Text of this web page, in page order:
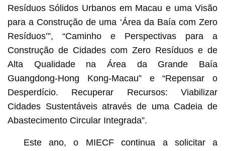
Resíduos Sólidos Urbanos em Macau e uma Visão
para a Construção de uma ‘Área da Baía com Zero
Resíduos’”, “Caminho e Perspectivas para a
Construção de Cidades com Zero Resíduos e de
Alta Qualidade na Área da Grande Baía
Guangdong-Hong Kong-Macau” e “Repensar o
Desperdício. Recuperar Recursos: Viabilizar
Cidades Sustentáveis através de uma Cadeia de
Abastecimento Circular Integrada”.
Este ano, o MIECF continua a solicitar a